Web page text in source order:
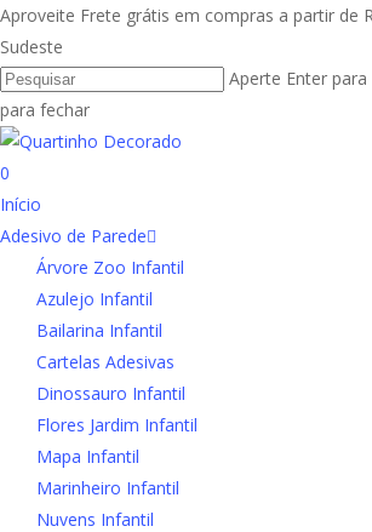
Skip
to
main
content
Aproveite Frete grátis em compras a partir de
Sudeste
Aperte Enter para
para fechar
Close
Search
search
account
0
Menu
Início
Adesivo de Parede
Árvore Zoo Infantil
Azulejo Infantil
Bailarina Infantil
Cartelas Adesivas
Dinossauro Infantil
Flores Jardim Infantil
Mapa Infantil
Marinheiro Infantil
Nuvens Infantil